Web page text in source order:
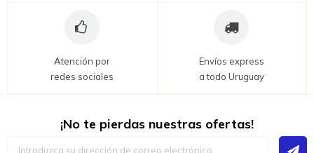
Atención por
redes sociales
Envíos express
a todo Uruguay
¡No te pierdas nuestras ofertas!